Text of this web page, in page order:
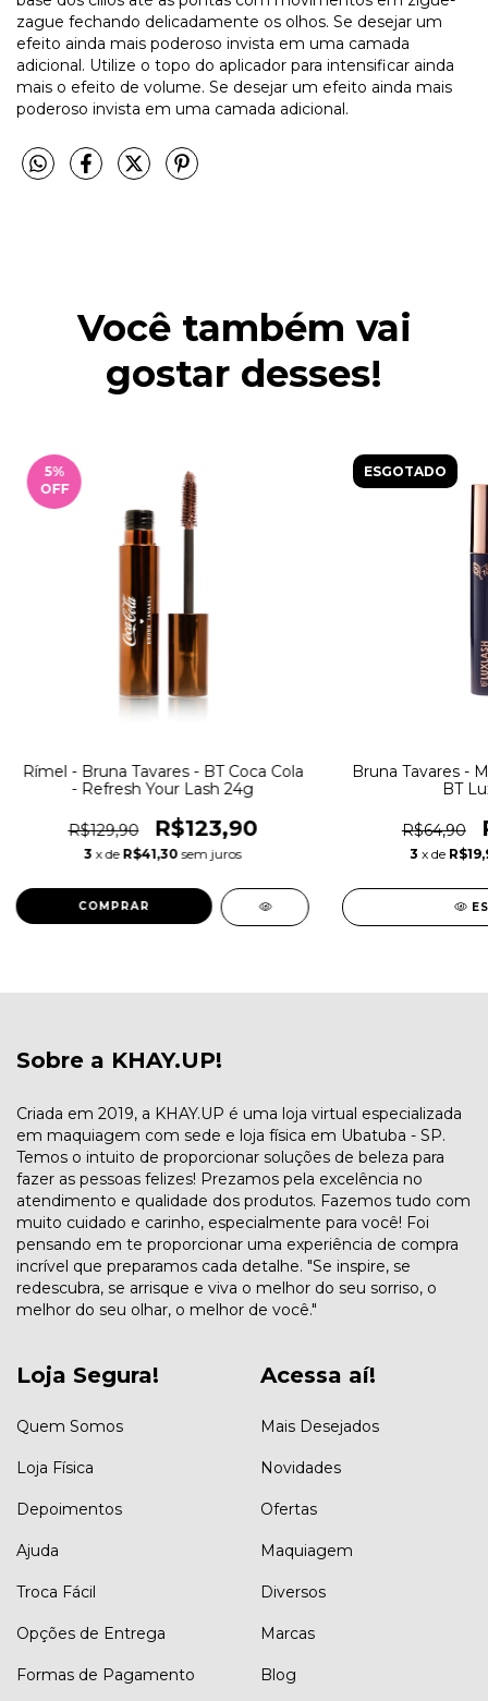
zague fechando delicadamente os olhos. Se desejar um
efeito ainda mais poderoso invista em uma camada
adicional. Utilize o topo do aplicador para intensificar ainda
mais o efeito de volume. Se desejar um efeito ainda mais
poderoso invista em uma camada adicional.
Você também vai
gostar desses!
5%
OFF
Rímel - Bruna Tavares - BT Coca Cola
- Refresh Your Lash 24g
R$129,90 R$123,90
3 x de R$41,30 sem juros
ESGOTADO
Bruna Tavares -
BT
R$64,90
3 x de
Sobre a KHAY.UP!
Criada em 2019, a KHAY.UP é uma loja virtual especializada
em maquiagem com sede e loja física em Ubatuba - SP.
Temos o intuito de proporcionar soluções de beleza para
fazer as pessoas felizes! Prezamos pela excelência no
atendimento e qualidade dos produtos. Fazemos tudo com
muito cuidado e carinho, especialmente para você! Foi
pensando em te proporcionar uma experiência de compra
incrível que preparamos cada detalhe. "Se inspire, se
redescubra, se arrisque e viva o melhor do seu sorriso, o
melhor do seu olhar, o melhor de você."
Loja Segura!
Quem Somos
Loja Física
Depoimentos
Ajuda
Troca Fácil
Opções de Entrega
Formas de Pagamento
Acessa aí!
Mais Desejados
Novidades
Ofertas
Maquiagem
Diversos
Marcas
Blog